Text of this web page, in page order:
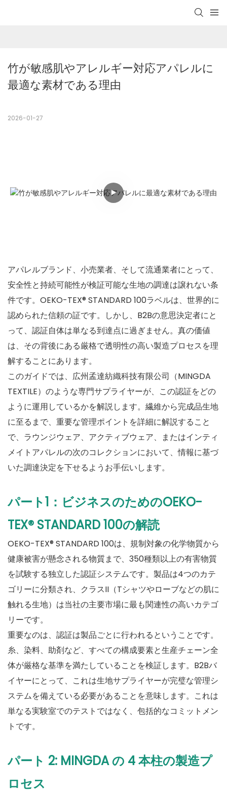
竹が敏感肌やアレルギー対応アパレルに
最適な素材である理由
2026-01-27
アパレルブランド、小売業者、そして流通業者にとって、
安全性と持続可能性が検証可能な生地の調達は譲れない条
件です。OEKO-TEX® STANDARD 100ラベルは、世界的に
認められた信頼の証です。しかし、B2Bの意思決定者にと
って、認証自体は単なる到達点に過ぎません。真の価値
は、その背後にある厳格で透明性の高い製造プロセスを理
解することにあります。
このガイドでは、広州孟達紡織科技有限公司（MINGDA
TEXTILE）のような専門サプライヤーが、この認証をどの
ように運用しているかを解説します。繊維から完成品生地
に至るまで、重要な管理ポイントを詳細に解説すること
で、ラウンジウェア、アクティブウェア、またはインティ
メイトアパレルの次のコレクションにおいて、情報に基づ
いた調達決定を下せるようお手伝いします。
パート1：ビジネスのためのOEKO-
TEX® STANDARD 100の解読
OEKO-TEX® STANDARD 100は、規制対象の化学物質から
健康被害が懸念される物質まで、350種類以上の有害物質
を試験する独立した認証システムです。製品は4つのカテ
ゴリーに分類され、クラスII（Tシャツやローブなどの肌に
触れる生地）は当社の主要市場に最も関連性の高いカテゴ
リーです。
重要なのは、認証は製品ごとに行われるということです。
糸、染料、助剤など、すべての構成要素と生産チェーン全
体が厳格な基準を満たしていることを検証します。B2Bバ
イヤーにとって、これは生地サプライヤーが完璧な管理シ
ステムを備えている必要があることを意味します。これは
単なる実験室でのテストではなく、包括的なコミットメン
トです。
パート 2: MINGDA の 4 本柱の製造プ
ロセス